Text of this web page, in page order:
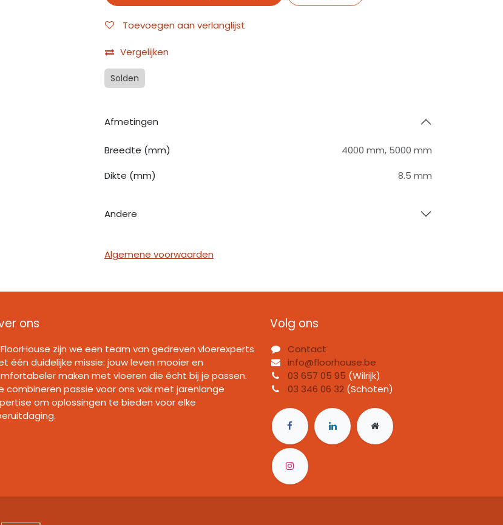
Toevoegen aan verlanglijst
Vergelijken
Solden
Afmetingen
Breedte (mm) 4000 mm, 5000 mm
Dikte (mm)
8.5 mm
Andere
Algemene voorwaarden
Volg ons
Contact
info@floorhouse.be
03 657 05 95 (Wilrijk)
03 346 06 32(Schoten)
ons
FloorHouse zijn we een team van gedreven vloerexperts
één duidelijke missie: jouw leven mooier en
maken met vloeren die écht bij je passen.
combineren passie voor ons vak met jarenlange
om oplossingen te bieden voor elke